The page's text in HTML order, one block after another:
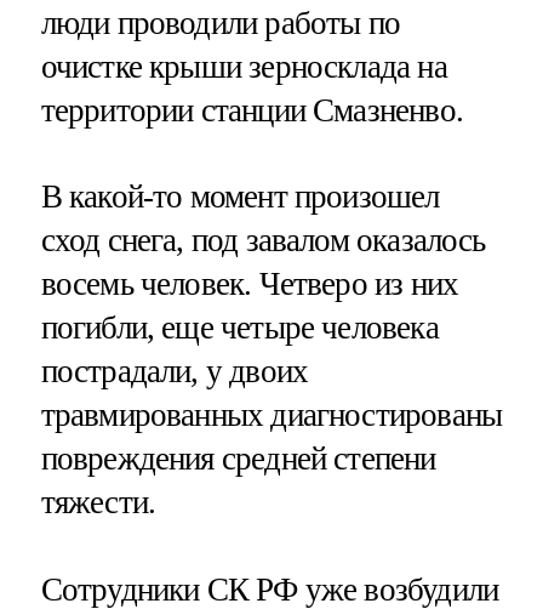
люди проводили работы по
очистке крыши зерносклада на
территории станции Смазненво.
В какой-то момент произошел
сход снега, под завалом оказалось
восемь человек. Четверо из них
погибли, еще четыре человека
пострадали, у двоих
травмированных диагностированы
повреждения средней степени
тяжести.
Сотрудники СК РФ уже возбудили